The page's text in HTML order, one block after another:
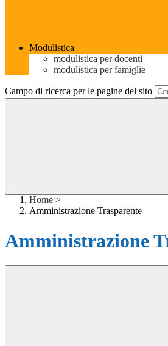
Modulistica
modulistica per docenti
modulistica per famiglie
Campo di ricerca per le pagine del sito
Home >
Amministrazione Trasparente
Amministrazione